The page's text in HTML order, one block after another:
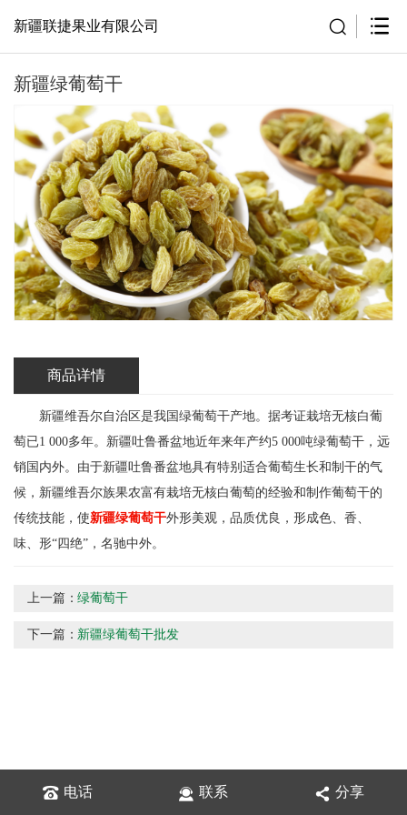
新疆联捷果业有限公司
新疆绿葡萄干
商品详情
新疆维吾尔自治区是我国绿葡萄干产地。据考证栽培无核白葡
萄已1 000多年。新疆吐鲁番盆地近年来年产约5 000吨绿葡萄干，远
销国内外。由于新疆吐鲁番盆地具有特别适合葡萄生长和制干的气
候，新疆维吾尔族果农富有栽培无核白葡萄的经验和制作葡萄干的
传统技能，使新疆绿葡萄干外形美观，品质优良，形成色、香、
味、形“四绝”，名驰中外。
上一篇：绿葡萄干
下一篇： 新疆绿葡萄干批发
电话 联系 分享